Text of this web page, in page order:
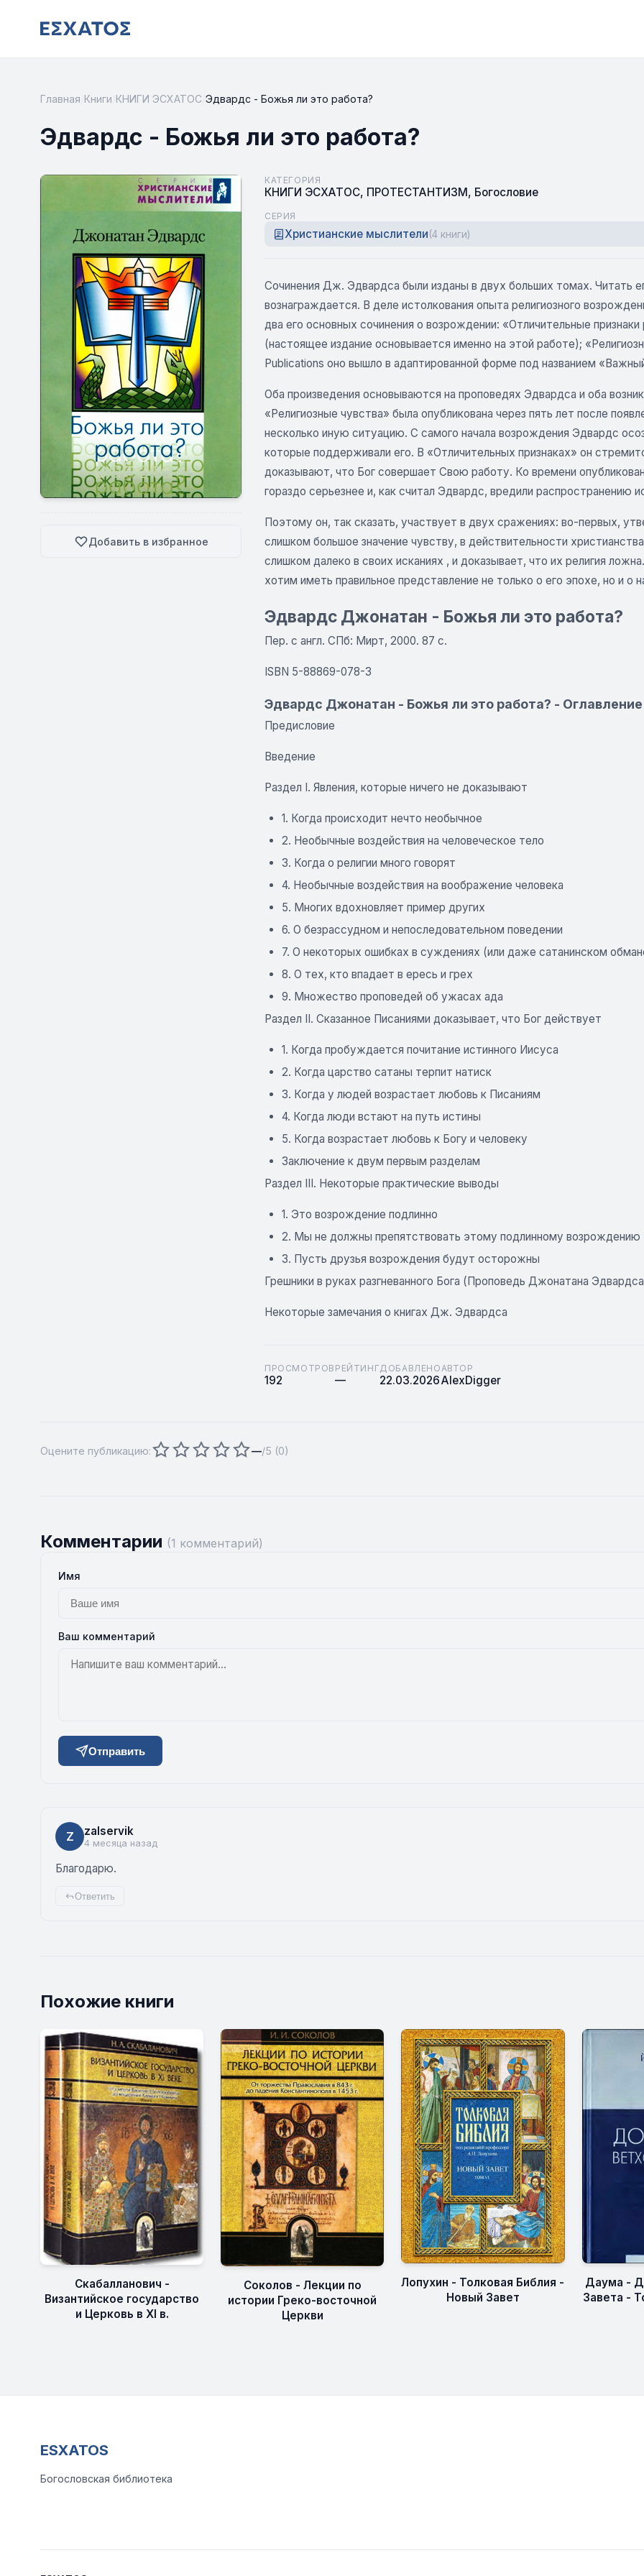
Главная Книги КНИГИ ЭСХАТОС Эдвардс - Божья ли это работа?
Эдвардс - Божья ли это работа?
Добавить в избранное
КАТЕГОРИЯ
КНИГИ ЭСХАТОС, ПРОТЕСТАНТИЗМ, Богословие
СЕРИЯ
Христианские мыслители(4 книги)
Сочинения Дж. Эдвардса были изданы в двух больших томах. Читать
вознаграждается. В деле истолкования опыта религиозного
два его основных сочинения о возрождении: «Отличительные
(настоящее издание основывается именно на этой работе);
Publications оно вышло в адаптированной форме под названием
Оба произведения основываются на проповедях Эдвардса и оба
«Религиозные чувства» была опубликована через пять лет после
несколько иную ситуацию. С самого начала возрождения Эдвардс
которые поддерживали его. В «Отличительных признаках» он
доказывают, что Бог совершает Свою работу. Ко времени
гораздо серьезнее и, как считал Эдвардс, вредили распространению
Поэтому он, так сказать, участвует в двух сражениях: во-первых,
слишком большое значение чувству, в действительности
слишком далеко в своих исканиях , и доказывает, что их религия
хотим иметь правильное представление не только о его эпохе, но и о
Эдвардс Джонатан - Божья ли это работа?
Пер. с англ. СПб: Мирт, 2000. 87 с.
ISBN 5-88869-078-3
Эдвардс Джонатан - Божья ли это работа? - Оглавление
Предисловие
Введение
Раздел I. Явления, которые ничего не доказывают
1. Когда происходит нечто необычное
2. Необычные воздействия на человеческое тело
3. Когда о религии много говорят
4. Необычные воздействия на воображение человека
5. Многих вдохновляет пример других
6. О безрассудном и непоследовательном поведении
7. О некоторых ошибках в суждениях (или даже сатанинском
8. О тех, кто впадает в ересь и грех
9. Множество проповедей об ужасах ада
Раздел II. Сказанное Писаниями доказывает, что Бог действует
1. Когда пробуждается почитание истинного Иисуса
2. Когда царство сатаны терпит натиск
3. Когда у людей возрастает любовь к Писаниям
4. Когда люди встают на путь истины
5. Когда возрастает любовь к Богу и человеку
Заключение к двум первым разделам
Раздел III. Некоторые практические выводы
1. Это возрождение подлинно
2. Мы не должны препятствовать этому подлинному возрождению
3. Пусть друзья возрождения будут осторожны
Грешники в руках разгневанного Бога (Проповедь Джонатана
Некоторые замечания о книгах Дж. Эдвардса
ПРОСМОТРОВ
192
РЕЙТИНГ
—
ДОБАВЛЕНО
22.03.2026
АВТОР
AlexDigger
Оцените публикацию: —/5 (0)
Комментарии (1 комментарий)
Имя
Ваш комментарий
Отправить
Z zalservik
4 месяца назад
Благодарю.
Ответить
Похожие книги
Скабалланович -
Византийское государство
и Церковь в XI в.
Соколов - Лекции по
истории Греко-восточной
Церкви
Лопухин - Толковая Библия -
Новый Завет
Даума -
Завета -
ESXATOS
Богословская библиотека